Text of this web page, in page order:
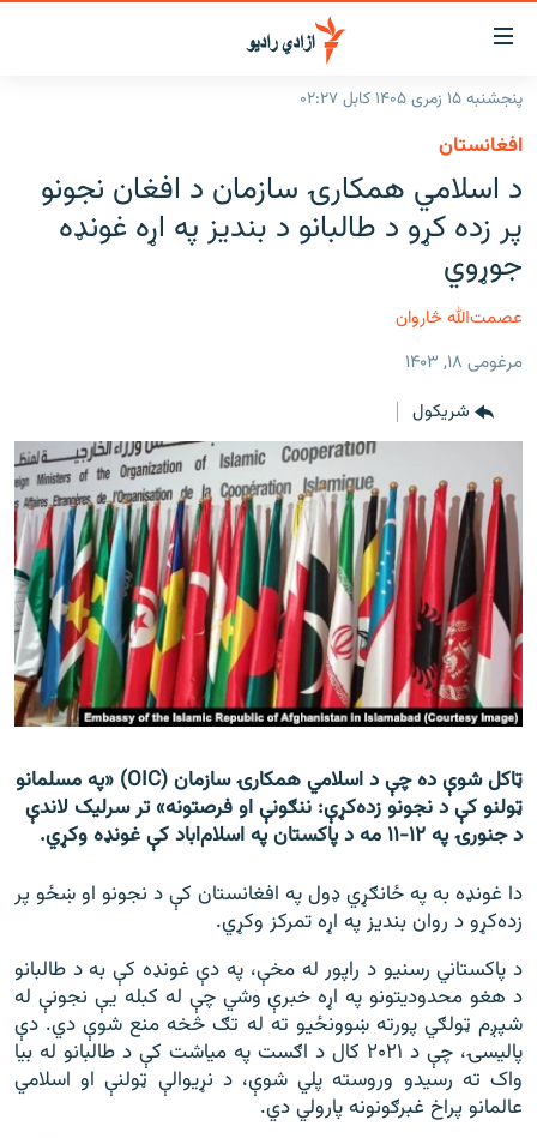
د
لاسرسۍ
وړ
لېنکونه
متن
ته
ورتلل
اصلي
ته
ورتلل
پاڼې
مراجعه
راپورونه
افغانستان
سیمه
منځنی ختیځ
خبرونه
افغانستان
د خپرونو جدول
ورزش
د کډوالۍ بحران
'کووېډ-۱۹'
اړیکه
دري پاڼه
Azadi English
راسره ملګري شئ
د ازادې اروپا/ ازادي راډيو ټولې پاڼې
پنجشنبه ۱۵ زمری ۱۴۰۵ کابل ۰۲:۲۷
افغانستان
د اسلامي همکارۍ سازمان د افغان نجونو
پر زده کړو د طالبانو د بندیز په اړه غونډه
جوړوي
عصمت‌الله څاروان
مرغومی ۱۸, ۱۴۰۳
شريکول
ټاکل شوې ده چې د اسلامي همکارۍ سازمان (OIC) «په مسلمانو
ټولنو کې د نجونو زده‌کړې: ننګونې او فرصتونه» تر سرلیک لاندې
د جنورۍ په ۱۲-۱۱ مه د پاکستان په اسلام‌اباد کې غونډه وکړي.
دا غونډه به په ځانګړي ډول په افغانستان کې د نجونو او ښځو پر
زده‌کړو د روان بندیز په اړه تمرکز وکړي.
د پاکستاني رسنیو د راپور له مخې، په دې غونډه کې به د طالبانو
د هغو محدودیتونو په اړه خبرې وشي چې له کبله یې نجونې له
شپږم ټولګي پورته ښوونځیو ته له تګ څخه منع شوې دي. دې
پالیسۍ، چې د ۲۰۲۱ کال د اګست په میاشت کې د طالبانو له بیا
واک ته رسیدو وروسته پلي شوې، د نړیوالې ټولنې او اسلامي
عالمانو پراخ غبرګونونه پارولي دي.